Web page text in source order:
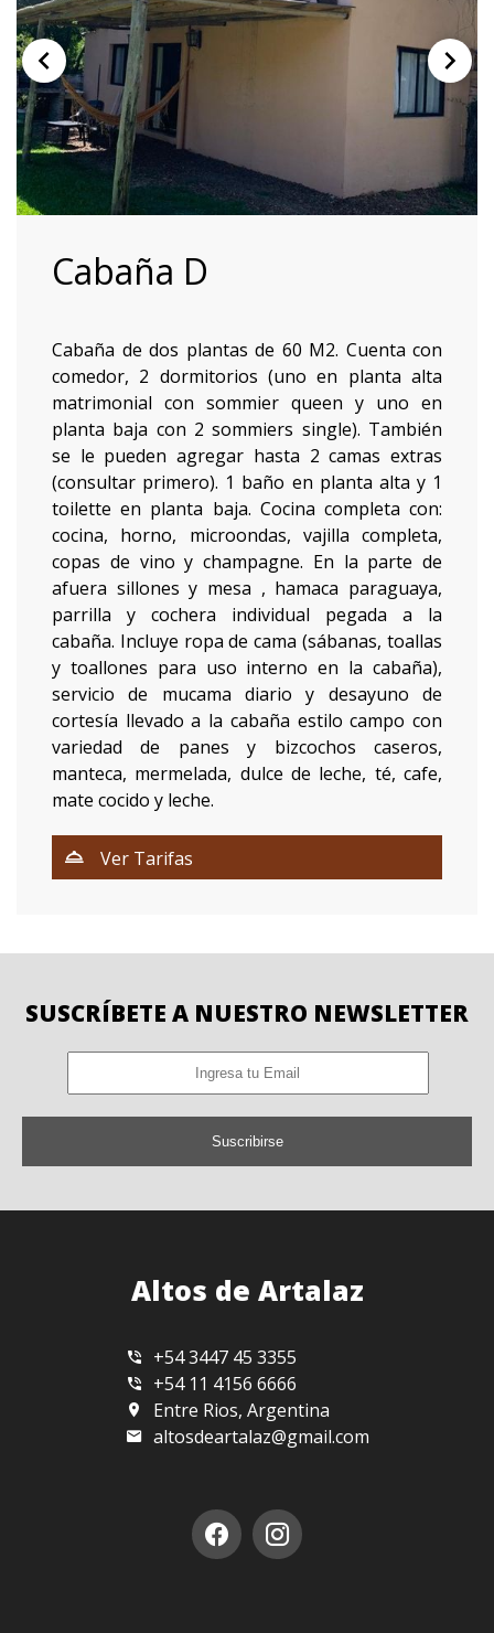
Cabaña D
Cabaña de dos plantas de 60 M2. Cuenta con
comedor, 2 dormitorios (uno en planta alta
matrimonial con sommier queen y uno en
planta baja con 2 sommiers single). También
se le pueden agregar hasta 2 camas extras
(consultar primero). 1 baño en planta alta y 1
toilette en planta baja. Cocina completa con:
cocina, horno, microondas, vajilla completa,
copas de vino y champagne. En la parte de
afuera sillones y mesa , hamaca paraguaya,
parrilla y cochera individual pegada a la
cabaña. Incluye ropa de cama (sábanas, toallas
y toallones para uso interno en la cabaña),
servicio de mucama diario y desayuno de
cortesía llevado a la cabaña estilo campo con
variedad de panes y bizcochos caseros,
manteca, mermelada, dulce de leche, té, cafe,
mate cocido y leche.
Ver Tarifas
SUSCRÍBETE A NUESTRO NEWSLETTER
Suscribirse
+54 3447 45 3355
+54 11 4156 6666
Entre Rios, Argentina
altosdeartalaz@gmail.com
Altos de Artalaz